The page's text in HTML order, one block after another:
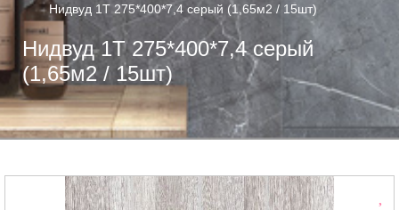
Нидвуд 1Т 275*400*7,4 серый (1,65м2 / 15шт)
Нидвуд 1Т 275*400*7,4 серый
(1,65м2 / 15шт)